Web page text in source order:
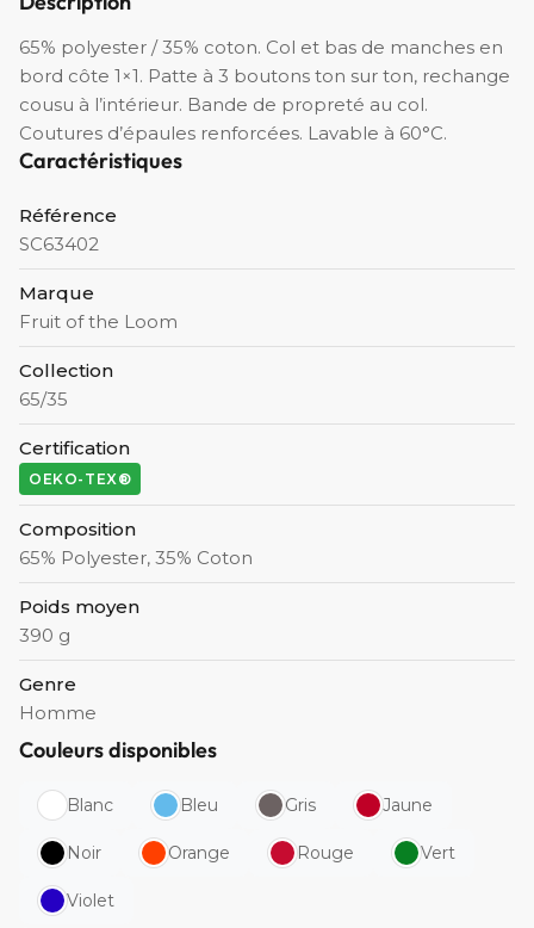
65% polyester / 35% coton. Col et bas de manches en
bord côte 1×1. Patte à 3 boutons ton sur ton, rechange
cousu à l’intérieur. Bande de propreté au col.
Coutures d’épaules renforcées. Lavable à 60°C.
Caractéristiques
Référence
SC63402
Marque
Fruit of the Loom
Collection
65/35
Certification
OEKO-TEX®
Composition
65% Polyester, 35% Coton
Poids moyen
390 g
Genre
Homme
Couleurs disponibles
Blanc Bleu Gris Jaune
Noir Orange Rouge Vert
Violet